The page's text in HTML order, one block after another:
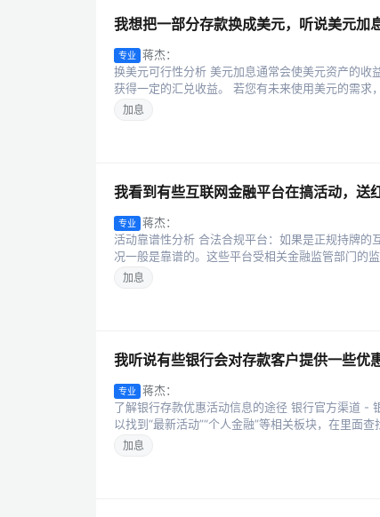
我想把一部分存款换成美元，听说美元加
专业
蒋杰：
换美元可行性分析 美元加息通常会使美元资产的
获得一定的汇兑收益。 若您有未来使用美元的需求
加息
我看到有些互联网金融平台在搞活动，送
专业
蒋杰：
活动靠谱性分析 合法合规平台：如果是正规持牌
况一般是靠谱的。这些平台受相关金融监管部门的
加息
我听说有些银行会对存款客户提供一些优
专业
蒋杰：
了解银行存款优惠活动信息的途径 银行官方渠道 -
以找到“最新活动”“个人金融”等相关板块，在里面
加息